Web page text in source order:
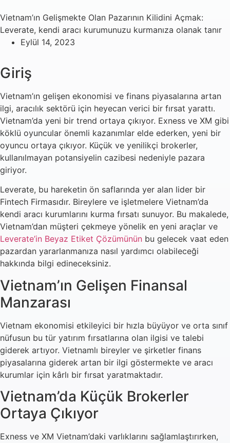
Vietnam’ın Gelişmekte Olan Pazarının Kilidini Açmak:
Leverate, kendi aracı kurumunuzu kurmanıza olanak tanır
Eylül 14, 2023
Giriş
Vietnam’ın gelişen ekonomisi ve finans piyasalarına artan
ilgi, aracılık sektörü için heyecan verici bir fırsat yarattı.
Vietnam’da yeni bir trend ortaya çıkıyor. Exness ve XM gibi
köklü oyuncular önemli kazanımlar elde ederken, yeni bir
oyuncu ortaya çıkıyor. Küçük ve yenilikçi brokerler,
kullanılmayan potansiyelin cazibesi nedeniyle pazara
giriyor.
Leverate, bu hareketin ön saflarında yer alan lider bir
Fintech Firmasıdır. Bireylere ve işletmelere Vietnam’da
kendi aracı kurumlarını kurma fırsatı sunuyor. Bu makalede,
Vietnam’dan müşteri çekmeye yönelik en yeni araçlar ve
Leverate’in Beyaz Etiket Çözümünün bu gelecek vaat eden
pazardan yararlanmanıza nasıl yardımcı olabileceği
hakkında bilgi edineceksiniz.
Vietnam’ın Gelişen Finansal
Manzarası
Vietnam ekonomisi etkileyici bir hızla büyüyor ve orta sınıf
nüfusun bu tür yatırım fırsatlarına olan ilgisi ve talebi
giderek artıyor. Vietnamlı bireyler ve şirketler finans
piyasalarına giderek artan bir ilgi göstermekte ve aracı
kurumlar için kârlı bir fırsat yaratmaktadır.
Vietnam’da Küçük Brokerler
Ortaya Çıkıyor
Exness ve XM Vietnam’daki varlıklarını sağlamlaştırırken,